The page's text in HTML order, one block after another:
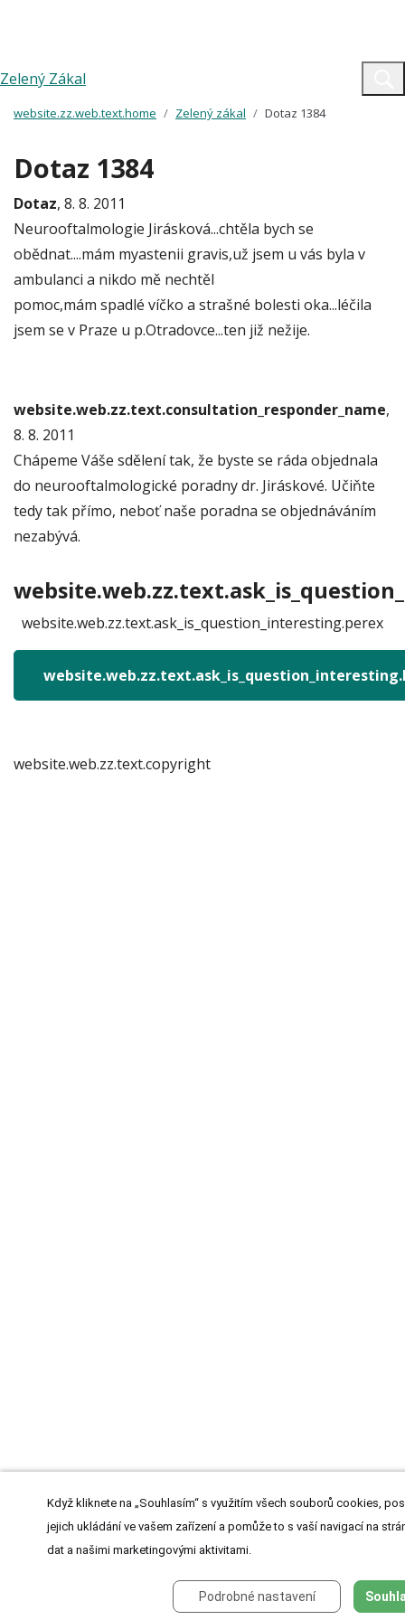
Zelený Zákal
website.zz.web.text.home Zelený zákal Dotaz 1384
Dotaz 1384
Dotaz, 8. 8. 2011
Neurooftalmologie Jirásková...chtěla bych se
obědnat....mám myastenii gravis,už jsem u vás byla v
ambulanci a nikdo mě nechtěl
pomoc,mám spadlé víčko a strašné bolesti oka...léčila
jsem se v Praze u p.Otradovce...ten již nežije.
website.web.zz.text.consultation_responder_name,
8. 8. 2011
Chápeme Váše sdělení tak, že byste se ráda objednala
do neurooftalmologické poradny dr. Jiráskové. Učiňte
tedy tak přímo, neboť naše poradna se objednáváním
nezabývá.
website.web.zz.text.ask_is_question_interesting.perex
website.web.zz.text.copyright
Když kliknete na „Souhlasím“ s využitím všech souborů cookies,
jejich ukládání ve vašem zařízení a pomůže to s vaší navigací na
dat a našimi marketingovými aktivitami.
Podrobné nastavení